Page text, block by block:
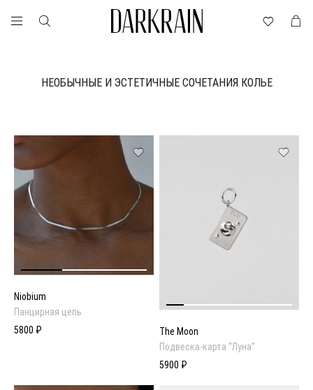
НЕОБЫЧНЫЕ И ЭСТЕТИЧНЫЕ СОЧЕТАНИЯ КОЛЬЕ
Niobium
Панцирная цепь
5800 ₽
The Moon
Подвеска-карта “Луна”
5900 ₽